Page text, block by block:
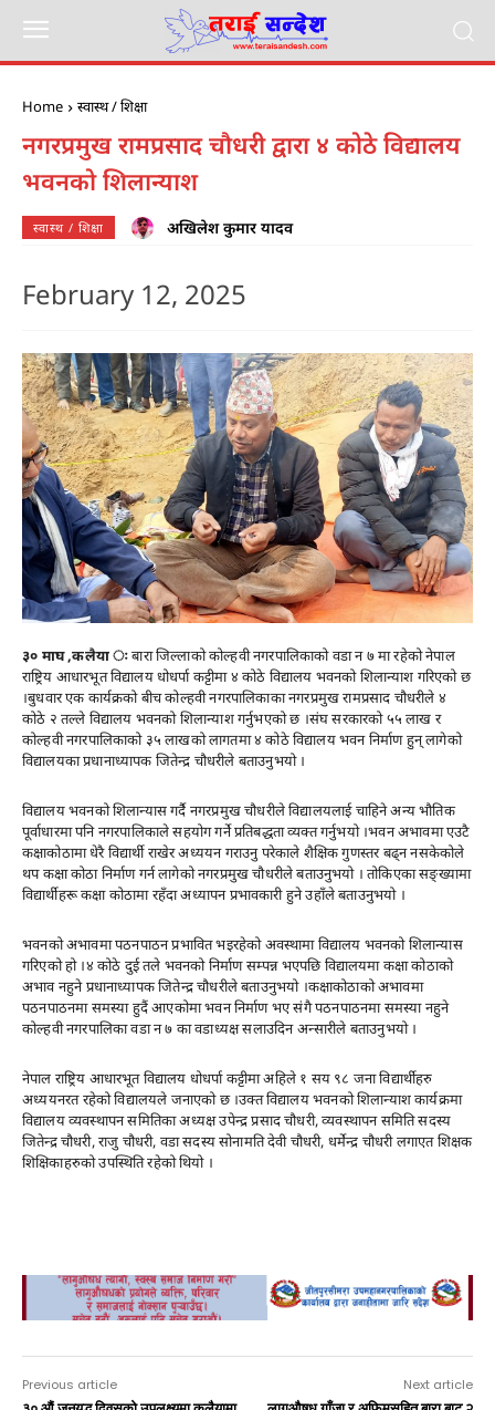
Home स्वास्थ / शिक्षा
नगरप्रमुख रामप्रसाद चौधरी द्वारा ४ कोठे विद्यालय
भवनको शिलान्याश
स्वास्थ / शिक्षा अखिलेश कुमार यादव
February 12, 2025
३० माघ ,कलैया ःबारा जिल्लाको कोल्हवी नगरपालिकाको वडा न ७ मा रहेको नेपाल
राष्ट्रिय आधारभूत विद्यालय धोधर्पा कट्टीमा ४ कोठे विद्यालय भवनको शिलान्याश गरिएको छ
।बुधवार एक कार्यक्रको बीच कोल्हवी नगरपालिकाका नगरप्रमुख रामप्रसाद चौधरीले ४
कोठे २ तल्ले विद्यालय भवनको शिलान्याश गर्नुभएको छ ।संघ सरकारको ५५ लाख र
कोल्हवी नगरपालिकाको ३५ लाखको लागतमा ४ कोठे विद्यालय भवन निर्माण हुन् लागेको
विद्यालयका प्रधानाध्यापक जितेन्द्र चौधरीले बताउनुभयो ।
विद्यालय भवनको शिलान्यास गर्दै नगरप्रमुख चौधरीले विद्यालयलाई चाहिने अन्य भौतिक
पूर्वाधारमा पनि नगरपालिकाले सहयोग गर्ने प्रतिबद्धता व्यक्त गर्नुभयो ।भवन अभावमा एउटै
कक्षाकोठामा धेरै विद्यार्थी राखेर अध्ययन गराउनु परेकाले शैक्षिक गुणस्तर बढ्न नसकेकोले
थप कक्षा कोठा निर्माण गर्न लागेको नगरप्रमुख चौधरीले बताउनुभयो । तोकिएका सङ्ख्यामा
विद्यार्थीहरू कक्षा कोठामा रहँदा अध्यापन प्रभावकारी हुने उहाँले बताउनुभयो ।
भवनको अभावमा पठनपाठन प्रभावित भइरहेको अवस्थामा विद्यालय भवनको शिलान्यास
गरिएको हो ।४ कोठे दुई तले भवनको निर्माण सम्पन्न भएपछि विद्यालयमा कक्षा कोठाको
अभाव नहुने प्रधानाध्यापक जितेन्द्र चौधरीले बताउनुभयो ।कक्षाकोठाको अभावमा
पठनपाठनमा समस्या हुदैं आएकोमा भवन निर्माण भए संगै पठनपाठनमा समस्या नहुने
कोल्हवी नगरपालिका वडा न ७ का वडाध्यक्ष सलाउदिन अन्सारीले बताउनुभयो ।
नेपाल राष्ट्रिय आधारभूत विद्यालय धोधर्पा कट्टीमा अहिले १ सय ९८ जना विद्यार्थीहरु
अध्ययनरत रहेको विद्यालयले जनाएको छ ।उक्त विद्यालय भवनको शिलान्याश कार्यक्रमा
विद्यालय व्यवस्थापन समितिका अध्यक्ष उपेन्द्र प्रसाद चौधरी, व्यवस्थापन समिति सदस्य
जितेन्द्र चौधरी, राजु चौधरी, वडा सदस्य सोनामति देवी चौधरी, धर्मेन्द्र चौधरी लगाएत शिक्षक
शिक्षिकाहरुको उपस्थिति रहेको थियो ।
Previous article Next article